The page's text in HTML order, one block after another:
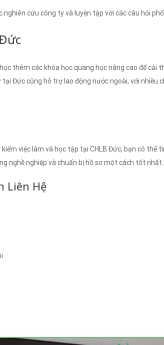
cứu công ty và luyện tập với các câu hỏi phổ
thêm các khóa học quang học nâng cao để cải
Đức cũng hỗ trợ lao động nước ngoài, với nhiều
việc làm và học tập tại CHLB Đức, bạn có thể
nghề nghiệp và chuẩn bị hồ sơ một cách tốt nhất.
Liên Hệ